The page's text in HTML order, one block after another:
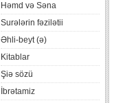
Həmd və Səna
Surələrin fəzilətii
Əhli-beyt (ə)
Kitablar
Şiə sözü
İbrətamiz